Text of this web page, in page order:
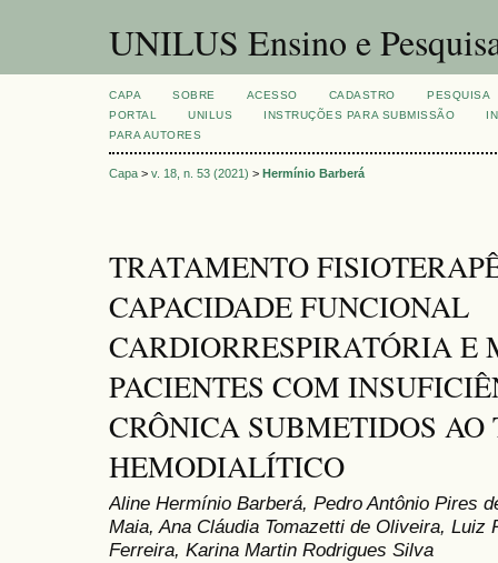
UNILUS Ensino e
CAPA SOBRE ACESSO CADASTRO
PESQUISA
PORTAL
UNILUS INSTRUÇÕES PARA SUBMISSÃO
PARA AUTORES
Capa > v. 18, n. 53 (2021) > Hermínio Barberá
TRATAMENTO
CAPACIDADE FUNCIONAL
CARDIORRESPIRATÓRIA E
PACIENTES COM
CRÔNICA SUBMETIDOS
HEMODIALÍTICO
Aline Hermínio Barberá, Pedro Antônio Pires
Maia, Ana Cláudia Tomazetti de Oliveira, Luiz
Ferreira, Karina Martin Rodrigues Silva